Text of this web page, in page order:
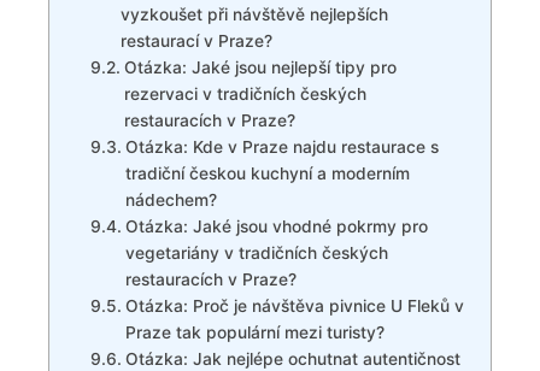
vyzkoušet při⁣ návštěvě nejlepších
⁣restaurací v Praze?
Otázka: Jaké⁤ jsou‌ nejlepší tipy pro
rezervaci ‌v tradičních českých
restauracích v⁣ Praze?
Otázka: ⁢Kde v Praze najdu ​restaurace s
tradiční ‍českou⁢ kuchyní a moderním⁤
nádechem?
Otázka: Jaké jsou​ vhodné pokrmy pro
vegetariány v tradičních českých
restauracích v Praze?
Otázka: Proč je návštěva pivnice U Fleků v
Praze tak populární mezi turisty?
Otázka: Jak nejlépe ⁣ochutnat autentičnost